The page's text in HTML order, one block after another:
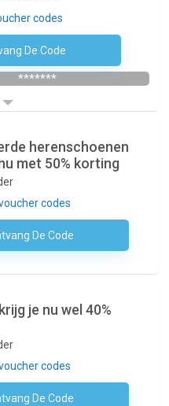
codes
De Code
*******
herenschoenen
met 50% korting
codes
De Code
Geen Code Nodig
je nu wel 40%
codes
De Code
Geen Code Nodig